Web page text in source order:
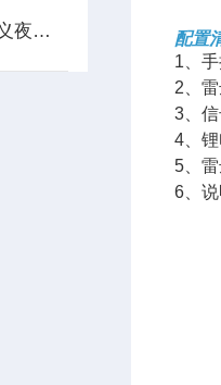
蓝景科技夜视仪，重新定义夜间观测
配置
1、
2、
3、
4、
5、
6、